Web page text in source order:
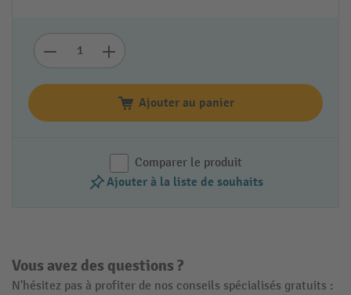
Ajouter au panier
Comparer le produit
Ajouter à la liste de souhaits
Vous avez des questions ?
N'hésitez pas à profiter de nos conseils spécialisés gratuits :